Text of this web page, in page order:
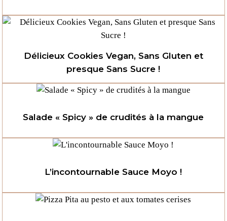
Délicieux Cookies Vegan, Sans Gluten et
presque Sans Sucre !
Salade « Spicy » de crudités à la mangue
L’incontournable Sauce Moyo !